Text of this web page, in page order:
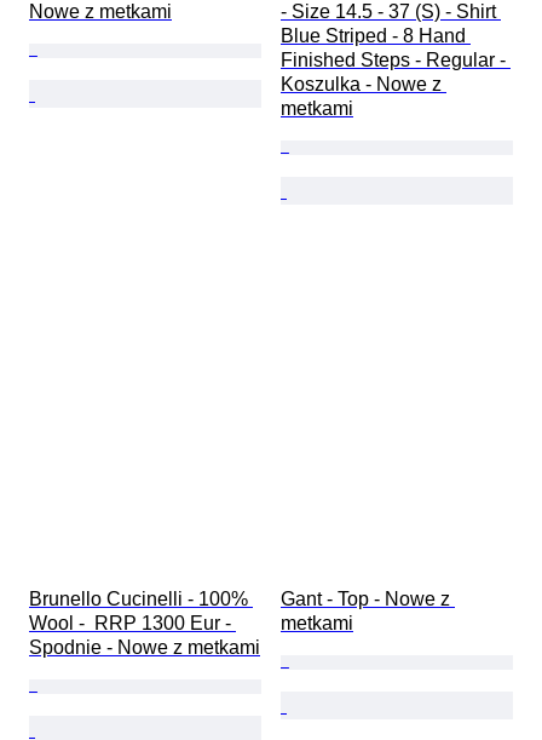
Nowe z metkami
- Size 14.5 - 37 (S) - Shirt
Blue Striped - 8 Hand
Finished Steps - Regular -
Koszulka - Nowe z
metkami
Brunello Cucinelli - 100%
Wool -  RRP 1300 Eur -
Spodnie - Nowe z metkami
Gant - Top - Nowe z
metkami